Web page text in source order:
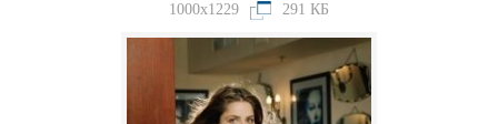
1000x1229 291 КБ